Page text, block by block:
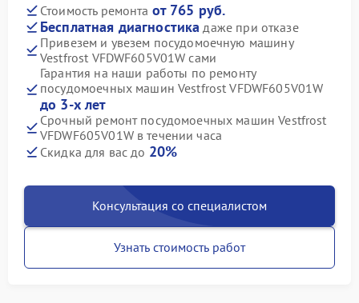
Стоимость ремонта от 765 руб.
Бесплатная диагностика даже при отказе
Привезем и увезем посудомоечную машину
Vestfrost VFDWF605V01W сами
Гарантия на наши работы по ремонту
посудомоечных машин Vestfrost VFDWF605V01W
до 3-х лет
Срочный ремонт посудомоечных машин Vestfrost
VFDWF605V01W в течении часа
Скидка для вас до 20%
Консультация со специалистом
Узнать стоимость работ